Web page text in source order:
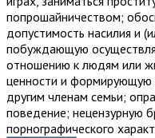
попрошайничеством;
допустимость насилия и
побуждающую
отношению к людям или
ценности и формирующую
другим членам семьи;
поведение; нецензурную
порнографического